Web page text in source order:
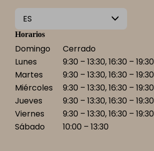
ES
Horarios
Domingo
Cerrado
Lunes
9:30 – 13:30, 16:30 – 19:30
Martes
9:30 – 13:30, 16:30 – 19:30
Miércoles
9:30 – 13:30, 16:30 – 19:30
Jueves
9:30 – 13:30, 16:30 – 19:30
Viernes
9:30 – 13:30, 16:30 – 19:30
Sábado
10:00 – 13:30